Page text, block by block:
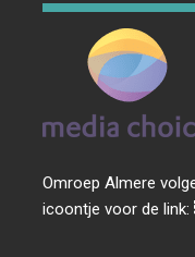
Omroep Almere
icoontje voor de link: